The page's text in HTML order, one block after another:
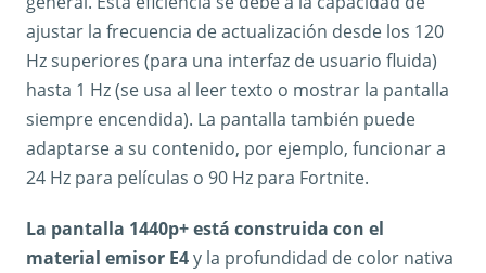
ajustar la frecuencia de actualización desde los 120
Hz superiores (para una interfaz de usuario fluida)
hasta 1 Hz (se usa al leer texto o mostrar la pantalla
siempre encendida). La pantalla también puede
adaptarse a su contenido, por ejemplo, funcionar a
24 Hz para películas o 90 Hz para Fortnite.
La pantalla 1440p+ está construida con el
material emisor E4y la profundidad de color nativa